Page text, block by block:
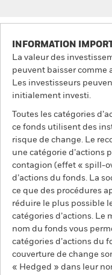
INFORMATION
La valeur des
peuvent baisser comme
Les investisseurs
initialement investi.
Toutes les catégories
ce fonds utilisent des
risque de change. Le
une catégorie d’actions
contagion (effet « spill-
d’actions du fonds. La
ce que des procédures
réduire le plus possible
catégories d’actions. Le
nom du fonds vous
catégories d’actions du
couverture de change
« Hedged » dans leur